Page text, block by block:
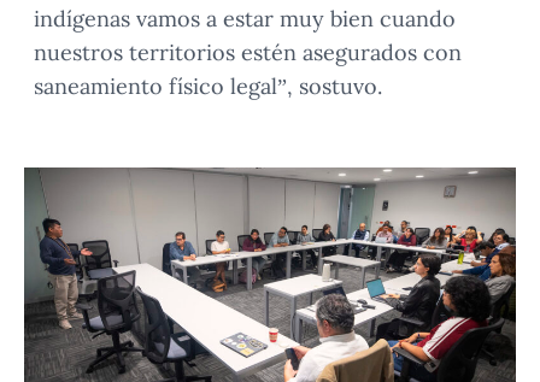
indígenas vamos a estar muy bien cuando
nuestros territorios estén asegurados con
saneamiento físico legal”, sostuvo.